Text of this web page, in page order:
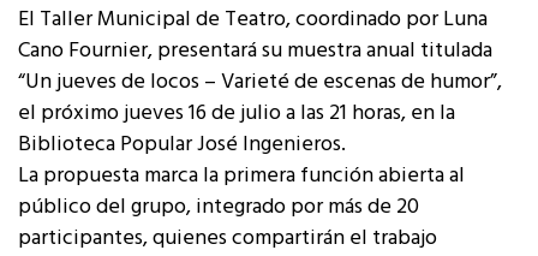
El Taller Municipal de Teatro, coordinado por Luna
Cano Fournier, presentará su muestra anual titulada
“Un jueves de locos – Varieté de escenas de humor”,
el próximo jueves 16 de julio a las 21 horas, en la
Biblioteca Popular José Ingenieros.
La propuesta marca la primera función abierta al
público del grupo, integrado por más de 20
participantes, quienes compartirán el trabajo